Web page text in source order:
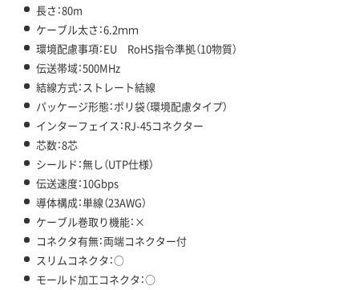
長さ：80m
ケーブル太さ：6.2ｍｍ
環境配慮事項：EU RoHS指令準拠（10物質）
伝送帯域：500MHz
結線方式：ストレート結線
パッケージ形態：ポリ袋（環境配慮タイプ）
インターフェイス：RJ-45コネクター
芯数：8芯
シールド：無し（UTP仕様）
伝送速度：10Gbps
導体構成：単線（23AWG）
ケーブル巻取り機能：×
コネクタ有無：両端コネクター付
スリムコネクタ：○
モールド加工コネクタ：○